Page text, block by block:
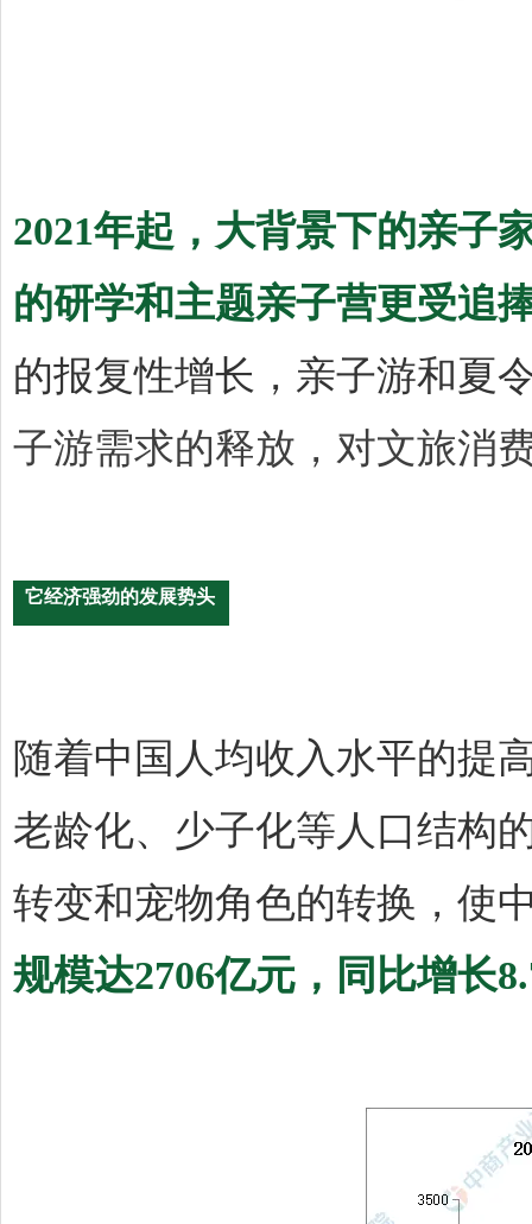
2021年起，大背景下的亲子
的研学和主题亲子营更受追
的报复性增长，亲子游和夏
子游需求的释放，对文旅消
它经济强劲的发展势头
随着中国人均收入水平的提
老龄化、少子化等人口结构
转变和宠物角色的转换，使
规模达2706亿元，同比增长